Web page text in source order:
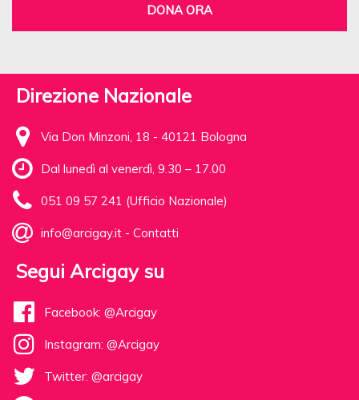
DONA ORA
Direzione Nazionale
Via Don Minzoni, 18 - 40121 Bologna
Dal lunedì al venerdì, 9.30 – 17.00
051 09 57 241 (Ufficio Nazionale)
info@arcigay.it - Contatti
Segui Arcigay su
Facebook: @Arcigay
Instagram: @Arcigay
Twitter: @arcigay